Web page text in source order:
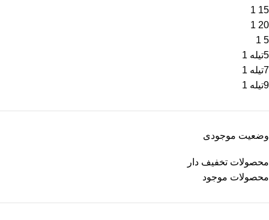
15
1
20
1
5
1
5تیله
1
7تیله
1
9تیله
1
وضعیت موجودی
محصولات تخفیف دار
محصولات موجود